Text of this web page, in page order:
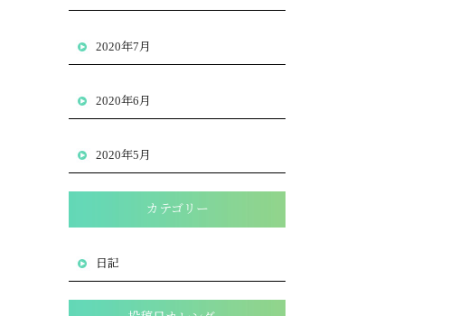
2020年7月
2020年6月
2020年5月
カテゴリー
日記